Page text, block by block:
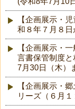
【企画展示・
和８年７月８日
【企画展示・
言書保管制度
7月30日（木）
【企画展示・
リーズ（６月１